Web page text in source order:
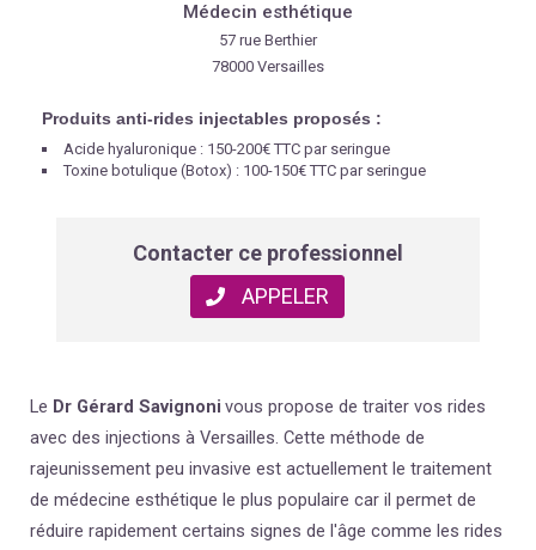
Médecin esthétique
57 rue Berthier
78000 Versailles
Produits anti-rides injectables proposés :
Acide hyaluronique : 150-200€ TTC par seringue
Toxine botulique (Botox) : 100-150€ TTC par seringue
Contacter ce professionnel
APPELER
Le Dr Gérard Savignoni vous propose de traiter vos rides
avec des injections à Versailles. Cette méthode de
rajeunissement peu invasive est actuellement le traitement
de médecine esthétique le plus populaire car il permet de
réduire rapidement certains signes de l'âge comme les rides